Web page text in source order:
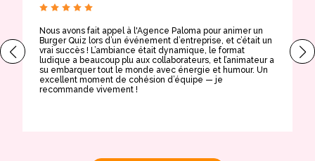
Nous avons fait appel à l'Agence Paloma pour animer un
Burger Quiz lors d’un événement d’entreprise, et c’était un
vrai succès ! L’ambiance était dynamique, le format
ludique a beaucoup plu aux collaborateurs, et l’animateur a
su embarquer tout le monde avec énergie et humour. Un
excellent moment de cohésion d’équipe — je
recommande vivement !